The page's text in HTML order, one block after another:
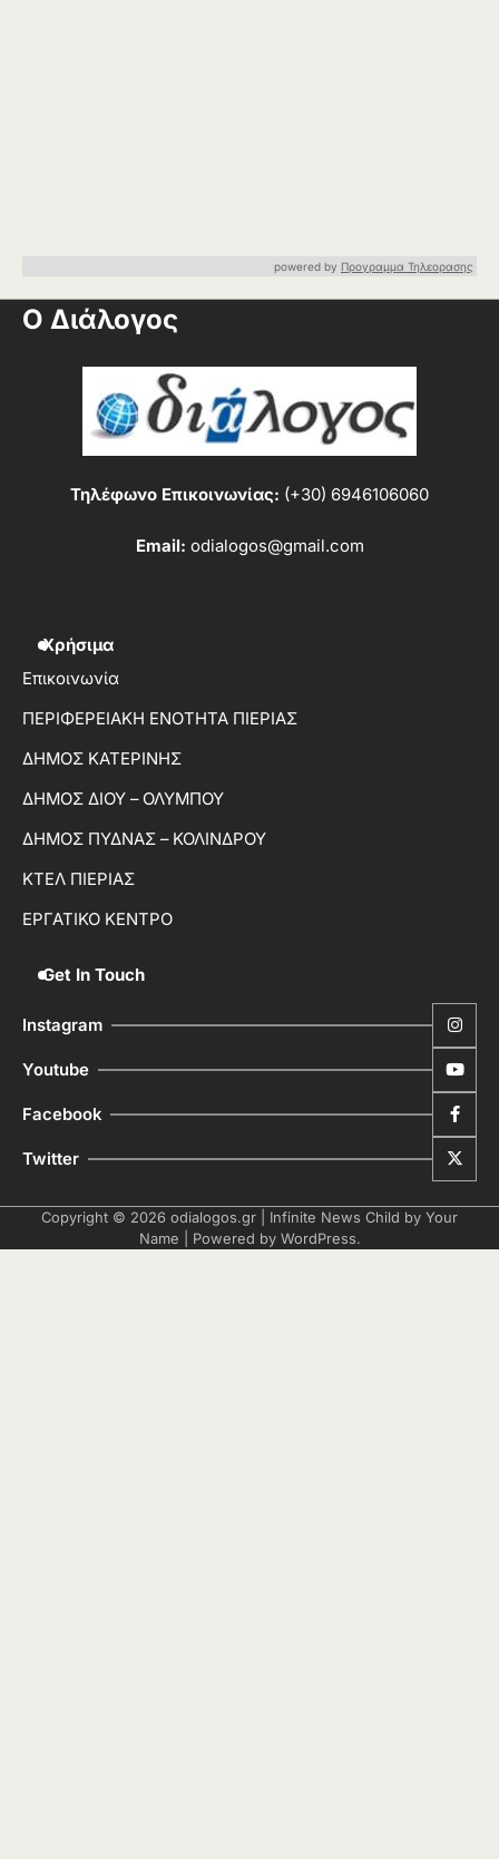
powered by Προγραμμα Τηλεορασης
Ο Διάλογος
Τηλέφωνο Επικοινωνίας: (+30) 6946106060
Email: odialogos@gmail.com
Χρήσιμα
Επικοινωνία
ΠΕΡΙΦΕΡΕΙΑΚΗ ΕΝΟΤΗΤΑ ΠΙΕΡΙΑΣ
ΔΗΜΟΣ ΚΑΤΕΡΙΝΗΣ
ΔΗΜΟΣ ΔΙΟΥ – ΟΛΥΜΠΟΥ
ΔΗΜΟΣ ΠΥΔΝΑΣ – ΚΟΛΙΝΔΡΟΥ
ΚΤΕΛ ΠΙΕΡΙΑΣ
ΕΡΓΑΤΙΚΟ ΚΕΝΤΡΟ
Get In Touch
Instagram
Youtube
Facebook
Twitter
Copyright © 2026 odialogos.gr | Infinite News Child by Your
Name | Powered by WordPress.